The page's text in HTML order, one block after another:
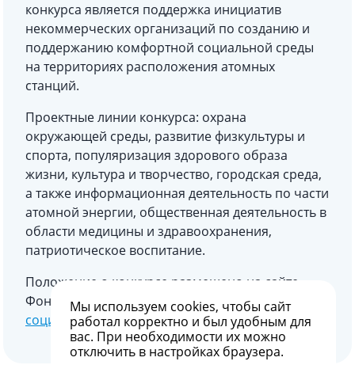
конкурса является поддержка инициатив
некоммерческих организаций по созданию и
поддержанию комфортной социальной среды
на территориях расположения атомных
станций.
Проектные линии конкурса: охрана
окружающей среды, развитие физкультуры и
спорта, популяризация здорового образа
жизни, культура и творчество, городская среда,
а также информационная деятельность по части
атомной энергии, общественная деятельность в
области медицины и здравоохранения,
патриотическое воспитание.
Положение о конкурсе размещено на сайте
Фонда «АТР АЭС» в разделе«Конкурс
социальных проектов».
Мы используем cookies, чтобы сайт
работал корректно и был удобным для
вас. При необходимости их можно
отключить в настройках браузера.